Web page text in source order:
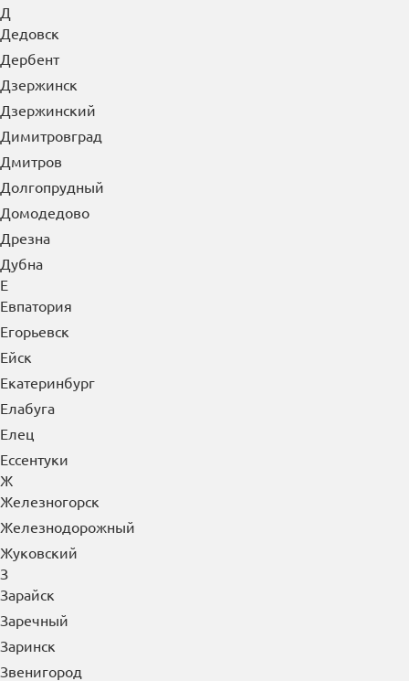
Д
Дедовск
Дербент
Дзержинск
Дзержинский
Димитровград
Дмитров
Долгопрудный
Домодедово
Дрезна
Дубна
Е
Евпатория
Егорьевск
Ейск
Екатеринбург
Елабуга
Елец
Ессентуки
Ж
Железногорск
Железнодорожный
Жуковский
З
Зарайск
Заречный
Заринск
Звенигород